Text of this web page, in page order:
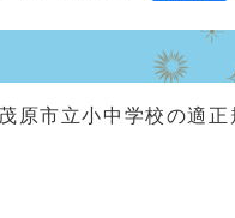
原市立小中学校の適正